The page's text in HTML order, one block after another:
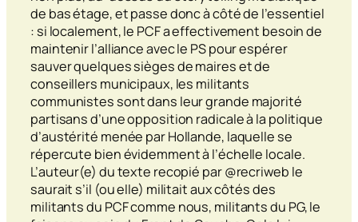
de bas étage, et passe donc à côté de l’essentiel
: si localement, le PCF a effectivement besoin de
maintenir l’alliance avec le PS pour espérer
sauver quelques sièges de maires et de
conseillers municipaux, les militants
communistes sont dans leur grande majorité
partisans d’une opposition radicale à la politique
d’austérité menée par Hollande, laquelle se
répercute bien évidemment à l’échelle locale.
L’auteur(e) du texte recopié par @recriweb le
saurait s’il (ou elle) militait aux côtés des
militants du PCF comme nous, militants du PG, le